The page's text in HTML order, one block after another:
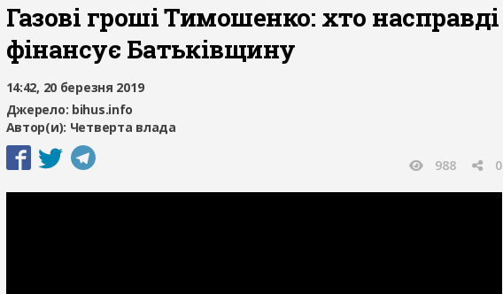
Газові гроші Тимошенко: хто насправді
фінансує Батьківщину
14:42, 20 березня 2019
Джерело: bihus.info
Автор(и): Четверта влада
988 0